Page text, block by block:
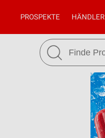
PROSPEKTE HÄNDLER